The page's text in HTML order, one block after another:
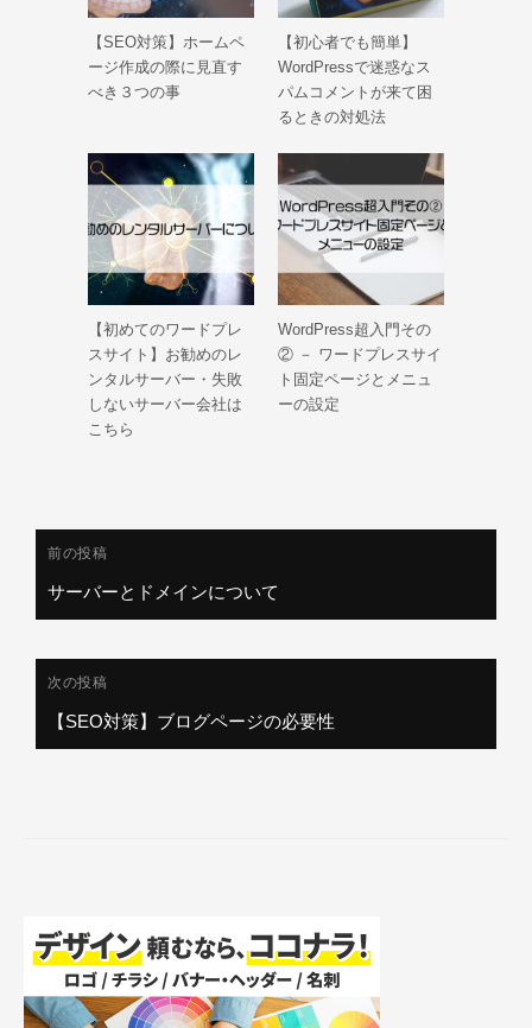
【SEO対策】ホームペ
ージ作成の際に見直す
べき３つの事
【初心者でも簡単】
WordPressで迷惑なス
パムコメントが来て困
るときの対処法
【初めてのワードプレ
スサイト】お勧めのレ
ンタルサーバー・失敗
しないサーバー会社は
こちら
WordPress超入門その
② － ワードプレスサイ
ト固定ページとメニュ
ーの設定
投
ゲ
前の投稿
サーバーとドメインについて
次の投稿
【SEO対策】ブログページの必要性